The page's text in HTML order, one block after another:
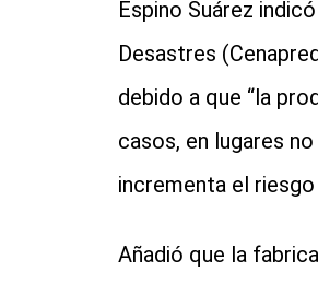
Espino Suárez
Desastres
debido a que “la
casos, en lugares
incrementa el
Añadió que la